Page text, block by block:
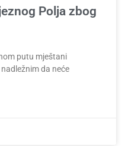
Polja zbog
putu mještani
da neće